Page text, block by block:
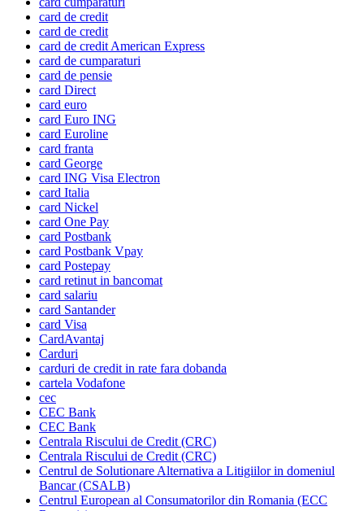
card de credit
card de credit
card de credit American Express
card de cumparaturi
card de pensie
card Direct
card euro
card Euro ING
card Euroline
card franta
card George
card ING Visa Electron
card Italia
card Nickel
card One Pay
card Postbank
card Postbank Vpay
card Postepay
card retinut in bancomat
card salariu
card Santander
card Visa
CardAvantaj
Carduri
carduri de credit in rate fara dobanda
cartela Vodafone
cec
CEC Bank
CEC Bank
Centrala Riscului de Credit (CRC)
Centrala Riscului de Credit (CRC)
Centrul de Solutionare Alternativa a Litigiilor in domeniul
Bancar (CSALB)
Centrul European al Consumatorilor din Romania (ECC